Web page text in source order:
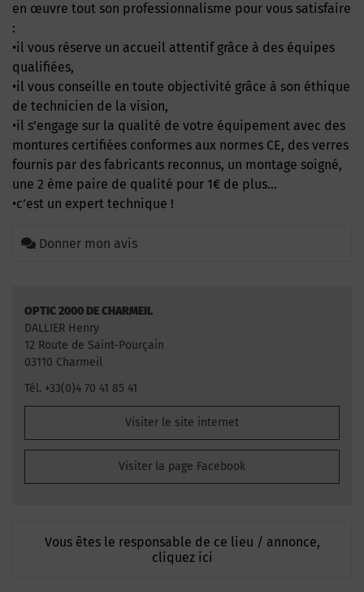
en œuvre tout son professionnalisme pour vous satisfaire
:
•il vous réserve un accueil attentif grâce à des équipes
qualifiées,
•il vous conseille en toute objectivité grâce à son éthique
de technicien de la vision,
•il s’engage sur la qualité de votre équipement avec des
montures certifiées conformes aux normes CE, des verres
fournis par des fabricants reconnus, un montage soigné,
une 2 ème paire de qualité pour 1€ de plus…
•c’est un expert technique !
Donner mon avis
OPTIC 2000 DE CHARMEIL
DALLIER Henry
12 Route de Saint-Pourçain
03110 Charmeil
Tél. +33(0)4 70 41 85 41
Visiter le site internet
Visiter la page Facebook
Vous êtes le responsable de ce lieu / annonce,
cliquez ici